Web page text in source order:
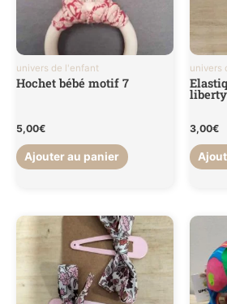
univers de l'enfant
Hochet bébé motif 7
5,00€
Ajouter au panier
univers
liberty
3,00€